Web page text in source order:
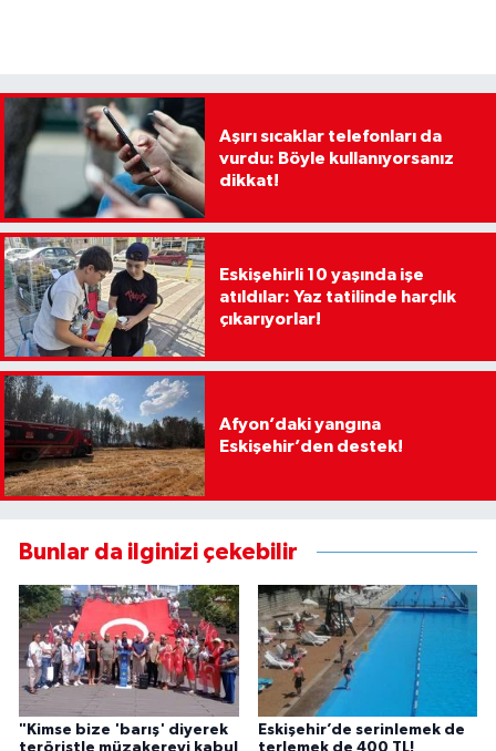
Aşırı sıcaklar telefonları da
vurdu: Böyle kullanıyorsanız
dikkat!
Eskişehirli 10 yaşında işe
atıldılar: Yaz tatilinde harçlık
çıkarıyorlar!
Afyon’daki yangına
Eskişehir’den destek!
Bunlar da ilginizi çekebilir
"Kimse bize 'barış' diyerek
Eskişehir’de serinlemek de